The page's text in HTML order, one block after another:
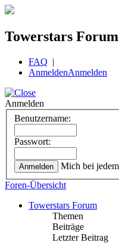
Towerstars Forum
FAQ |
AnmeldenAnmelden
Anmelden
Benutzername:
Passwort:
Mich bei
Foren-Übersicht
Towerstars Forum
Themen
Beiträge
Letzter Beitrag